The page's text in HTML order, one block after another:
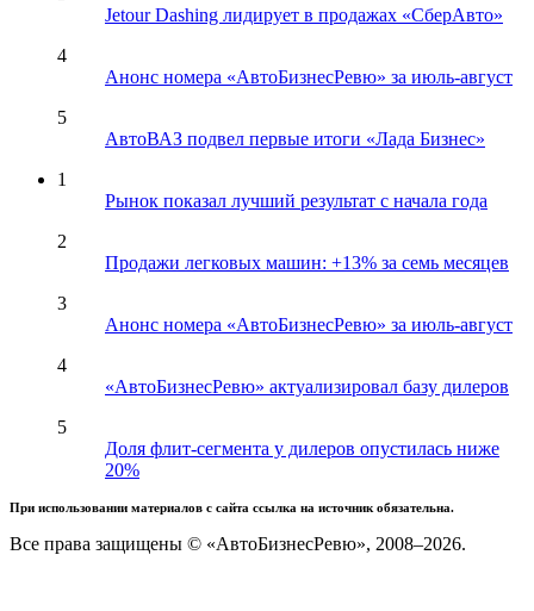
Jetour Dashing лидирует в продажах «СберАвто»
4
Анонс номера «АвтоБизнесРевю» за июль-август
5
АвтоВАЗ подвел первые итоги «Лада Бизнес»
1
Рынок показал лучший результат с начала года
2
Продажи легковых машин: +13% за семь месяцев
3
Анонс номера «АвтоБизнесРевю» за июль-август
4
«АвтоБизнесРевю» актуализировал базу дилеров
5
Доля флит-сегмента у дилеров опустилась ниже
20%
При использовании материалов с сайта ссылка на источник обязательна.
Все права защищены © «АвтоБизнесРевю», 2008–2026.